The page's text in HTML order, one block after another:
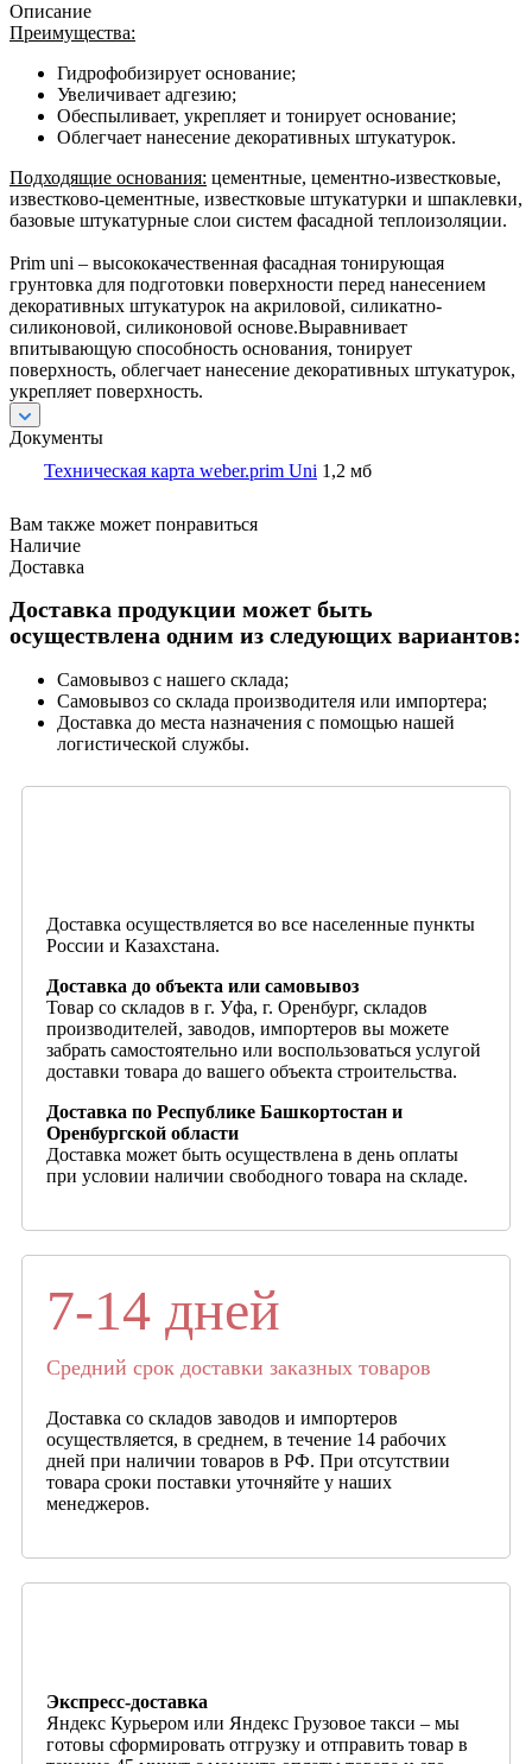
Описание
Преимущества:
Гидрофобизирует основание;
Увеличивает адгезию;
Обеспыливает, укрепляет и тонирует основание;
Облегчает нанесение декоративных штукатурок.
Подходящие основания: цементные, цементно-известковые,
известково-цементные, известковые штукатурки и шпаклевки,
базовые штукатурные слои систем фасадной теплоизоляции.
Prim uni – высококачественная фасадная тонирующая
грунтовка для подготовки поверхности перед нанесением
декоративных штукатурок на акриловой, силикатно-
силиконовой, силиконовой основе.Выравнивает
впитывающую способность основания, тонирует
поверхность, облегчает нанесение декоративных штукатурок,
укрепляет поверхность.
Документы
Техническая карта weber.prim Uni 1,2 мб
Вам также может понравиться
Наличие
Доставка
Доставка продукции может быть
осуществлена одним из следующих вариантов:
Самовывоз с нашего склада;
Самовывоз со склада производителя или импортера;
Доставка до места назначения с помощью нашей
логистической службы.
Доставка осуществляется во все населенные пункты
России и Казахстана.
Доставка до объекта или самовывоз
Товар со складов в г. Уфа, г. Оренбург, складов
производителей, заводов, импортеров вы можете
забрать самостоятельно или воспользоваться услугой
доставки товара до вашего объекта строительства.
Доставка по Республике Башкортостан и
Оренбургской области
Доставка может быть осуществлена в день оплаты
при условии наличии свободного товара на складе.
7-14 дней
Средний срок доставки заказных товаров
Доставка со складов заводов и импортеров
осуществляется, в среднем, в течение 14 рабочих
дней при наличии товаров в РФ. При отсутствии
товара сроки поставки уточняйте у наших
менеджеров.
Экспресс-доставка
Яндекс Курьером или Яндекс Грузовое такси – мы
готовы сформировать отгрузку и отправить товар в